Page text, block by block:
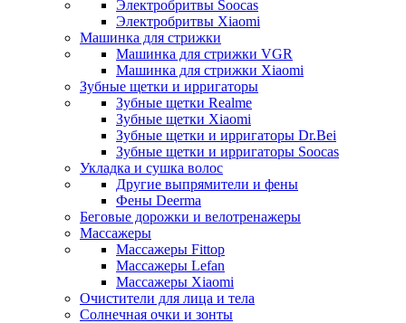
Электробритвы Soocas
Электробритвы Xiaomi
Машинка для стрижки
Машинка для стрижки VGR
Машинка для стрижки Xiaomi
Зубные щетки и ирригаторы
Зубные щетки Realme
Зубные щетки Xiaomi
Зубные щетки и ирригаторы Dr.Bei
Зубные щетки и ирригаторы Soocas
Укладка и сушка волос
Другие выпрямители и фены
Фены Deerma
Беговые дорожки и велотренажеры
Массажеры
Массажеры Fittop
Массажеры Lefan
Массажеры Xiaomi
Очистители для лица и тела
Солнечная очки и зонты